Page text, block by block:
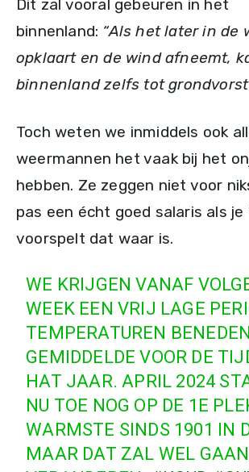
Dit zal vooral gebeuren in het
binnenland: “Als het later in de
opklaart en de wind afneemt,
binnenland zelfs tot grondvorst
Toch weten we inmiddels ook
weermannen het vaak bij het
hebben. Ze zeggen niet voor
pas een écht goed salaris als je
voorspelt dat waar is.
WE KRIJGEN VANAF
WEEK EEN VRIJ LAGE
TEMPERATUREN
GEMIDDELDE VOOR DE
HAT JAAR. APRIL 2024
NU TOE NOG OP DE 1E
WARMSTE SINDS 1901 IN
MAAR DAT ZAL WEL GAAN